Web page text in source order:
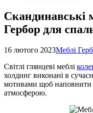
Скандинавські
Гербор для
16 лютого 2023Меблі
Світлі глянцеві меблі
холдинг виконані в
мотивами щоб
атмосферою.